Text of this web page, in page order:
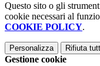
Questo sito o gli
cookie necessari al
COOKIE POLICY.
Personalizza Rifiuta
Gestione cookie